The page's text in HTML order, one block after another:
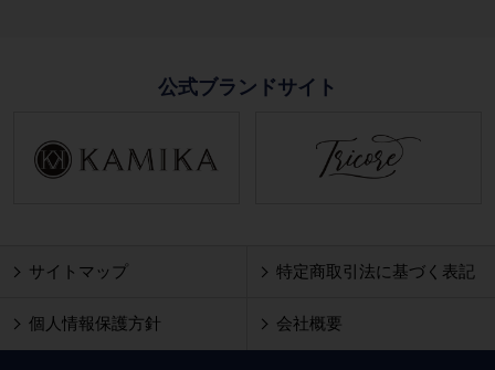
公式ブランドサイト
サイトマップ 特定商取引法に基づく表記
個人情報保護方針 会社概要